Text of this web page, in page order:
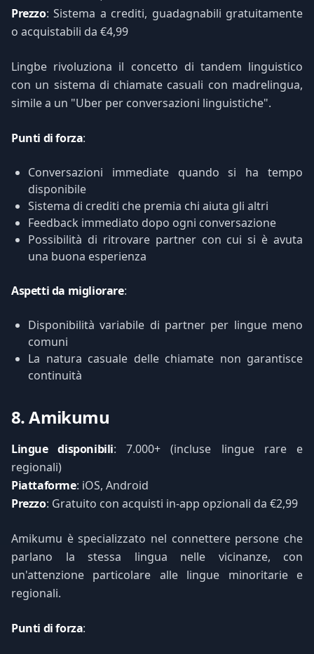
Prezzo: Sistema a crediti, guadagnabili gratuitamente
o acquistabili da €4,99
Lingbe rivoluziona il concetto di tandem linguistico
con un sistema di chiamate casuali con madrelingua,
simile a un "Uber per conversazioni linguistiche".
Punti di forza:
Conversazioni immediate quando si ha tempo
disponibile
Sistema di crediti che premia chi aiuta gli altri
Feedback immediato dopo ogni conversazione
Possibilità di ritrovare partner con cui si è avuta
una buona esperienza
Aspetti da migliorare:
Disponibilità variabile di partner per lingue meno
comuni
La natura casuale delle chiamate non garantisce
continuità
8. Amikumu
Lingue disponibili: 7.000+ (incluse lingue rare e
regionali)
Piattaforme: iOS, Android
Prezzo: Gratuito con acquisti in-app opzionali da €2,99
Amikumu è specializzato nel connettere persone che
parlano la stessa lingua nelle vicinanze, con
un'attenzione particolare alle lingue minoritarie e
regionali.
Punti di forza: